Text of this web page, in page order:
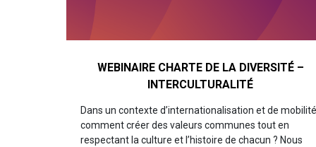
WEBINAIRE CHARTE DE LA DIVERSITÉ –
INTERCULTURALITÉ
Dans un contexte d’internationalisation et de
comment créer des valeurs communes tout en
respectant la culture et l’histoire de chacun ? Nous